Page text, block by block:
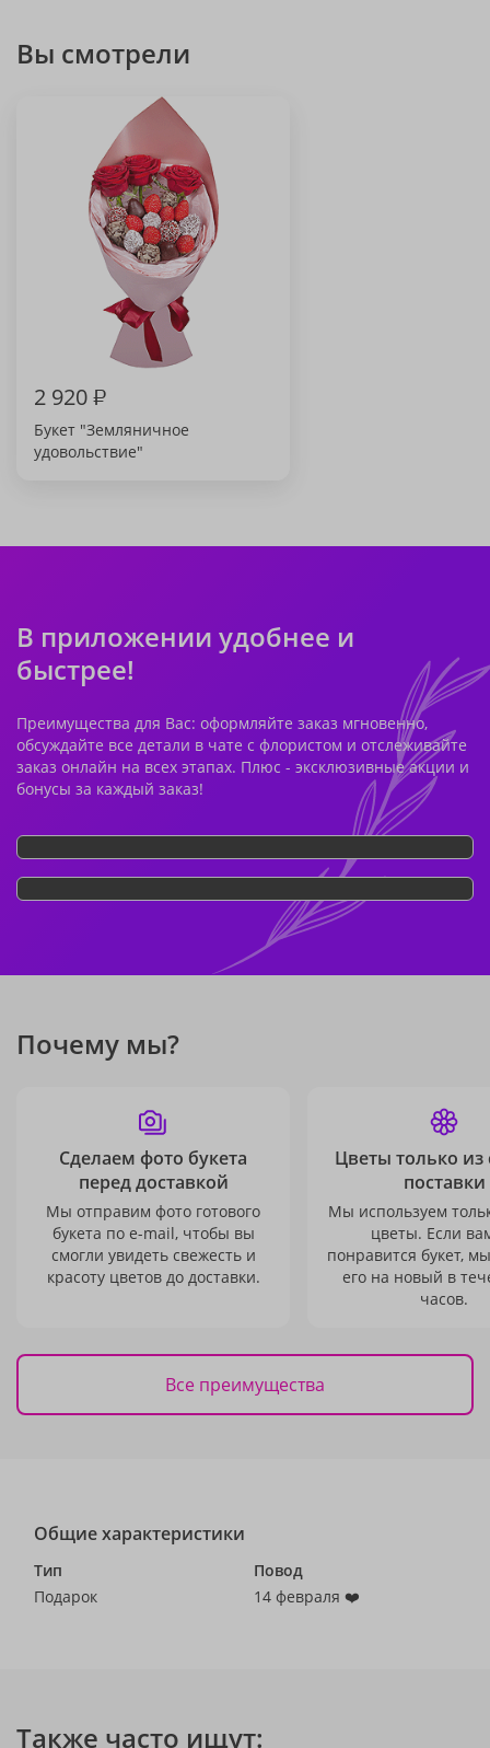
Вы смотрели
2 920₽
Букет "Земляничное
удовольствие"
В приложении удобнее и
быстрее!
Преимущества для Вас: оформляйте заказ мгновенно,
обсуждайте все детали в чате с флористом и отслеживайте
заказ онлайн на всех этапах. Плюс - эксклюзивные акции и
бонусы за каждый заказ!
Почему мы?
Сделаем фото букета
перед доставкой
Мы отправим фото готового
букета по e-mail, чтобы вы
смогли увидеть свежесть и
красоту цветов до доставки.
Цветы только из
поставки
Мы используем
цветы. Если
понравится букет,
его на новый в
часов.
Все преимущества
Общие характеристики
Тип
Подарок
Повод
14 февраля ❤️
Также часто ищут: